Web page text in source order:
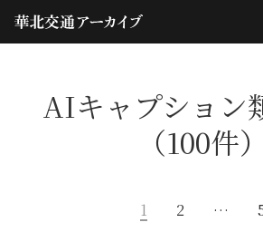
AIキャプション
（100件）
1 2 …